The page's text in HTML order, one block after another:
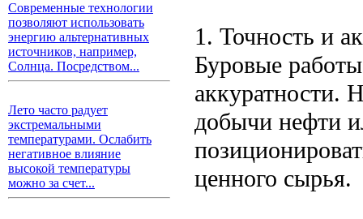
Современные технологии
позволяют использовать
энергию альтернативных
источников, например,
Солнца. Посредством...
Лето часто радует
экстремальными
температурами. Ослабить
негативное влияние
высокой температуры
можно за счет...
1. Точность и
Буровые
аккуратности.
добычи нефти
ценного сырья.